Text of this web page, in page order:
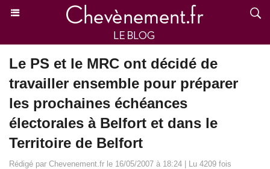
Le PS et le MRC ont décidé de
travailler ensemble pour préparer
les prochaines échéances
électorales à Belfort et dans le
Territoire de Belfort
Rédigé par Chevenement.fr le 16/05/2007 à 18:24 | Lu 4209 fois